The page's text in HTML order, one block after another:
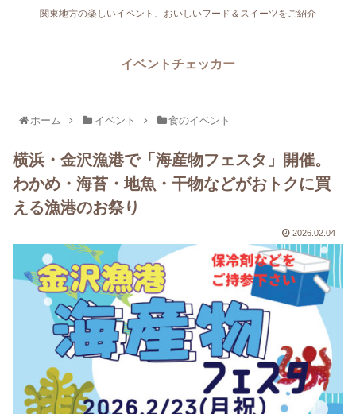
関東地方の楽しいイベント、おいしいフード＆スイーツをご紹介
イベントチェッカー
ホーム イベント 食のイベント
横浜・金沢漁港で「海産物フェスタ」開催。
わかめ・海苔・地魚・干物などがおトクに買
える漁港のお祭り
2026.02.04